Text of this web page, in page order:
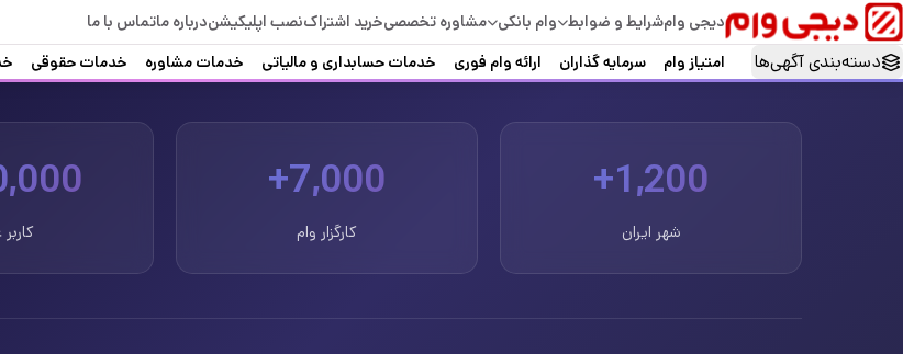
دیجی وامشرایط و ضوابط وام بانکی مشاوره تخصصیخرید اشتراکنصب اپلیکیشندرباره ماتماس با ما
دسته‌بندی آگهی‌ها
امتیاز وام سرمایه گذاران ارائه وام فوری خدمات حسابداری و مالیاتی خدمات مشاوره خدمات حقوقی
1,200+
شهر ایران
7,000+
کارگزار وام